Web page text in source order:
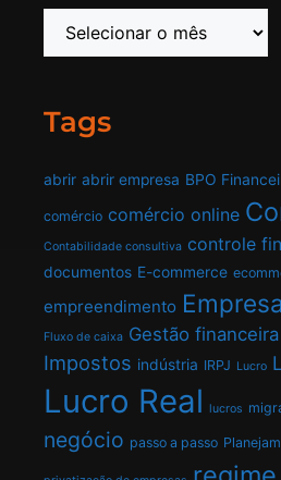
Tags
abrir abrir empresa BPO
comércio comércio online
Contabilidade consultiva controle
documentos E-commerce
empreendimento Empresa
Fluxo de caixa Gestão financeira
Impostos indústria IRPJ Lucro
Lucro Real lucros
negócio passo a passo